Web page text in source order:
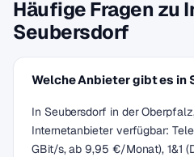
Häufige Fragen zu
Seubersdorf
Welche Anbieter gibt es in
In Seubersdorf in der
Internetanbieter verfügbar:
GBit/s, ab 9,95 €/Monat), 1&1